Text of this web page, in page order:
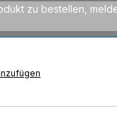
zu bestellen,